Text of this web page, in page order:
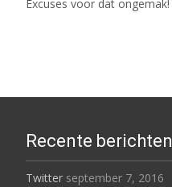
Excuses voor dat ongemak!
Recente berichten
Twitter september 7, 2016